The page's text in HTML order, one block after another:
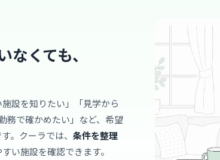
くても、
設を知りたい」「見学から
務で確かめたい」など、希望
。クーラでは、 条件を整理
い施設を確認できます。